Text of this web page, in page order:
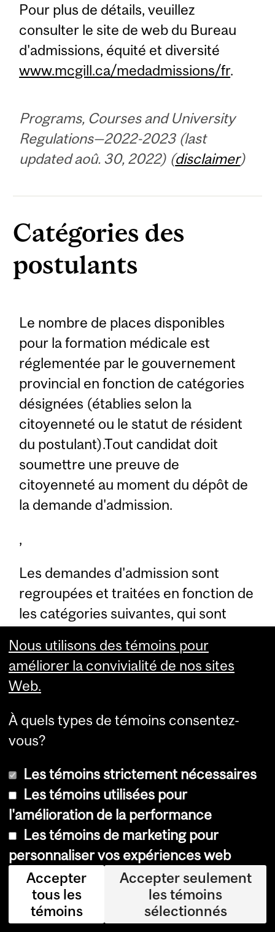
Pour plus de détails, veuillez
consulter le site de web du Bureau
d'admissions, équité et diversité
www.mcgill.ca/medadmissions/fr.
Programs, Courses and University
Regulations—2022-2023 (last
updated aoû. 30, 2022) (disclaimer)
Catégories des
postulants
Le nombre de places disponibles
pour la formation médicale est
réglementée par le gouvernement
provincial en fonction de catégories
désignées (établies selon la
citoyenneté ou le statut de résident
du postulant).Tout candidat doit
soumettre une preuve de
citoyenneté au moment du dépôt de
la demande d'admission.
,
Les demandes d'admission sont
regroupées et traitées en fonction de
les catégories suivantes, qui sont
citoyenneté ou le statut de résident
du postulant. Touts les candidats
doivent établir leur catégorie avant
de soumettre un demande:
Québec: Citoyen canadien ou
résident permanent qui détient
le statut de Résident de Québec.
Cette catégorie est subdivisée
en: a) Québec - universitaire: les
candidats sont titulaires d'un
diplôme universitaire (et peut-
être aussi les diplômes plus
Nous utilisons des témoins pour
améliorer la convivialité de nos sites
Web.
À quels types de témoins consentez-
vous?
Les témoins strictement nécessaires
Les témoins utilisées pour
l'amélioration de la performance
Les témoins de marketing pour
personnaliser vos expériences web
Accepter
tous les
témoins
Accepter seulement
les témoins
sélectionnés